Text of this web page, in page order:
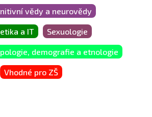
vědy a neurovědy
a IT Sexuologie
demografie a etnologie
Vhodné pro ZŠ